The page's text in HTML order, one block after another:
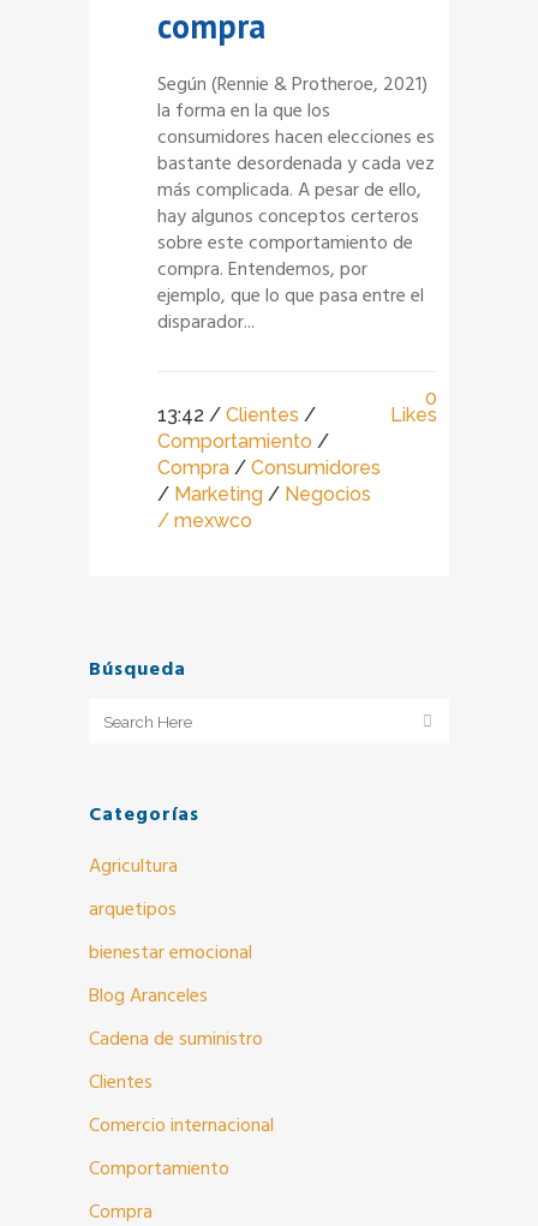
compra
Según (Rennie & Protheroe, 2021)
la forma en la que los
consumidores hacen elecciones es
bastante desordenada y cada vez
más complicada. A pesar de ello,
hay algunos conceptos certeros
sobre este comportamiento de
compra. Entendemos, por
ejemplo, que lo que pasa entre el
disparador...
13:42 / Clientes /
Comportamiento /
Compra / Consumidores
/ Marketing / Negocios
/ mexwco
0
Likes
Búsqueda
Categorías
Agricultura
arquetipos
bienestar emocional
Blog Aranceles
Cadena de suministro
Clientes
Comercio internacional
Comportamiento
Compra